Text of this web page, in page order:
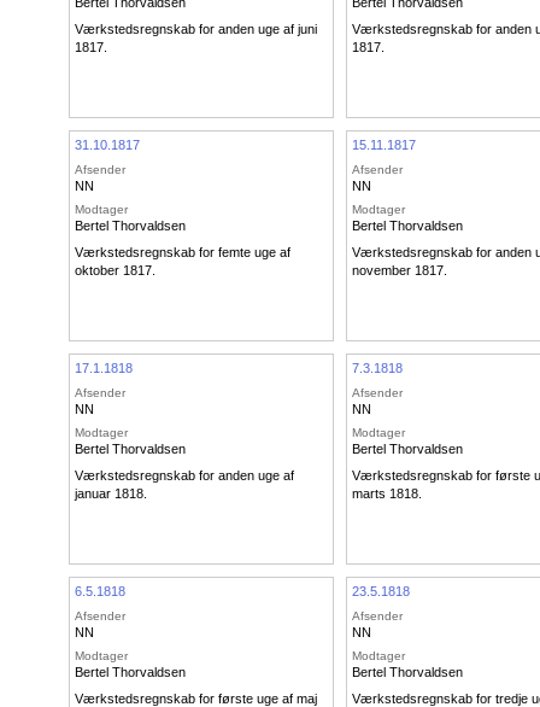
Værkstedsregnskab for anden uge af juni
1817.
Værkstedsregnskab for anden
1817.
31.10.1817
Afsender
NN
Modtager
Bertel Thorvaldsen
Værkstedsregnskab for femte uge af
oktober 1817.
15.11.1817
Afsender
NN
Modtager
Bertel Thorvaldsen
Værkstedsregnskab for anden
november 1817.
17.1.1818
Afsender
NN
Modtager
Bertel Thorvaldsen
Værkstedsregnskab for anden uge af
januar 1818.
7.3.1818
Afsender
NN
Modtager
Bertel Thorvaldsen
Værkstedsregnskab for første
marts 1818.
6.5.1818
Afsender
NN
Modtager
Bertel Thorvaldsen
Værkstedsregnskab for første uge af maj
23.5.1818
Afsender
NN
Modtager
Bertel Thorvaldsen
Værkstedsregnskab for tredje